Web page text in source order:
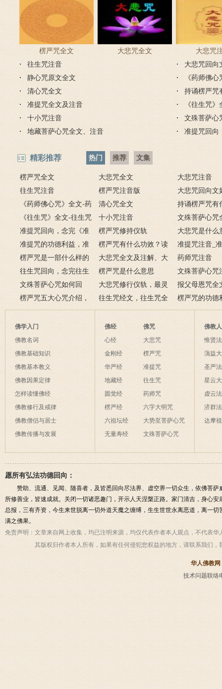
楞严咒全文 大悲咒全文
大悲咒
往生咒注音
大悲咒回向
静心咒原文全文
《药师佛
清心咒全文
持诵楞严咒
准提咒全文及注音
《往生咒
十小咒注音
文殊菩萨心
地藏菩萨心咒全文、注音
准提咒回向
精彩推荐 热门 推荐 文集
楞严咒全文 大悲咒全文
大悲咒注音
往生咒注音
楞严咒注音版
大悲咒回向文
大悲咒回向文
《药师佛心咒》全文-药
师咒原文注音及释义
清心咒全文
持诵楞严咒有
用？楞严咒的
《往生咒》全文-往生咒
注音及浅释
十小咒注音
文殊菩萨心咒
准提咒回向，念完《准
提咒》该如何回向？
楞严咒修持仪轨
大悲咒是什么
何叫大悲咒？
准提咒的功德利益，准
提咒功德利益大全
楞严咒有什么功效？读
诵楞严咒的好处
准提咒注音_
注解
楞严咒是一部什么样的
经文？楞严咒经文
大悲咒全文及注解、大
悲咒解释
药师咒注音
往生咒回向，念完往生
咒要怎么回向？
楞严咒是什么意思
文殊菩萨心咒
文殊菩萨心咒如何回
向？文殊菩萨心咒回向
大悲咒修行仪轨，最灵
验的大悲咒仪轨
报父母恩咒全
父母恩咒怎么
楞严咒五大心咒介绍，
持五大心咒的作用
往生咒经文，往生咒全
文注音及发音注解
楞严咒的功德
诵楞严咒的功
佛学入门
佛教名词
佛教基础知识
佛教基本教义
佛教因果定律
怎样读懂佛经
佛教修行及戒律
佛教僧侣与居士
佛教传播与发展
佛经
心经
金刚经
华严经
地藏经
圆觉经
楞严经
六祖坛经
无量寿经
佛咒
大悲咒
楞严咒
准提咒
往生咒
药师咒
六字大明咒
大势至菩萨心咒
文殊菩萨心咒
佛教
惟贤
蕅益
圣严
星云
虚云
济群
达摩
愿所有弘法功德回向：
赞助、流通、见闻、随喜者，及皆悉回向尽法界、虚空界一切众生，依佛菩
所修善业，皆速成就。关闭一切诸恶趣门，开示人天涅槃正路。家门清吉，身心
总报，三有齐资，今生来世脱离一切外道天魔之缠缚，生生世世永离恶道，离一
满之佛果。
免责声明： 文章来自网上收集，均已注明来源，均仅代表作者本人观点，不代表
其版权归作者本人所有，如果有任何侵犯您权益的地方，请联系我们，
华人佛教网
技术问题联络